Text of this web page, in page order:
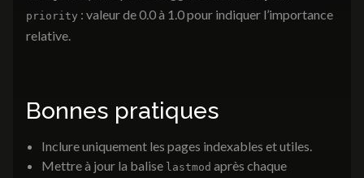
priority : valeur de 0.0 à 1.0 pour indiquer l’importance
relative.
Bonnes pratiques
Inclure uniquement les pages indexables et utiles.
Mettre à jour la balise lastmod après chaque